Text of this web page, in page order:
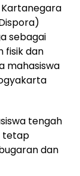
sebagai
fisik dan
mahasiswa
tengah
tetap
dan